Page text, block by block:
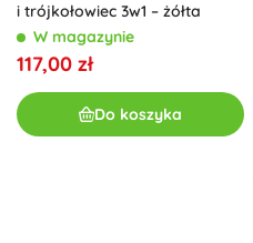
i trójkołowiec 3w1 – żółta
W magazynie
117,00 zł
Do koszyka